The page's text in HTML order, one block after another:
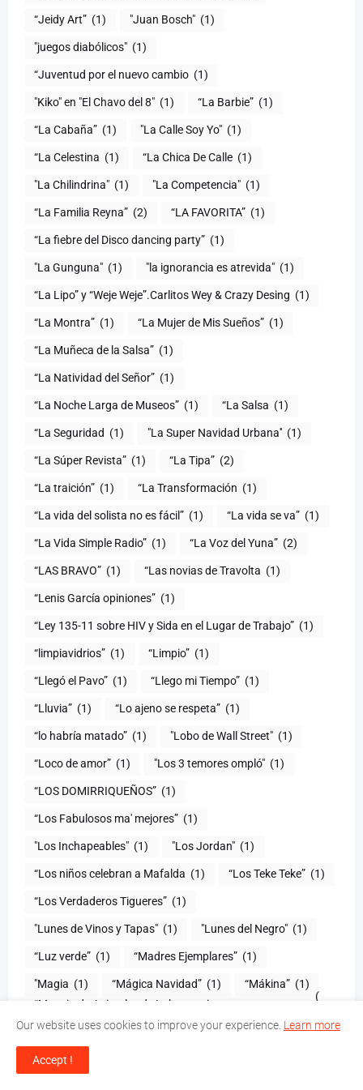
“Jeidy Art” (1) "Juan Bosch" (1)
"juegos diabólicos" (1)
“Juventud por el nuevo cambio (1)
"Kiko" en "El Chavo del 8" (1) “La Barbie” (1)
“La Cabaña” (1) "La Calle Soy Yo" (1)
“La Celestina (1) “La Chica De Calle (1)
"La Chilindrina" (1) "La Competencia" (1)
“La Familia Reyna” (2) “LA FAVORITA” (1)
“La fiebre del Disco dancing party” (1)
(1) "la ignorancia es atrevida" (1)
“La Lipo” y “Weje Weje”.Carlitos Wey & Crazy Desing (1)
“La Montra” (1) “La Mujer de Mis Sueños” (1)
“La Muñeca de la Salsa” (1)
“La Natividad del Señor” (1)
“La Noche Larga de Museos” (1) “La Salsa (1)
“La Seguridad (1) "La Super Navidad Urbana'' (1)
“La Súper Revista” (1) “La Tipa” (2)
“La traición” (1) “La Transformación (1)
“La vida del solista no es fácil” (1) “La vida se va” (1)
“La Vida Simple Radio” (1) “La Voz del Yuna” (2)
“LAS BRAVO” (1) “Las novias de Travolta (1)
“Lenis García opiniones” (1)
“Ley 135-11 sobre HIV y Sida en el Lugar de Trabajo” (1)
“limpiavidrios” (1) “Limpio” (1)
“Llegó el Pavo” (1) “Llego mi Tiempo” (1)
“Lluvia” (1) “Lo ajeno se respeta” (1)
“lo habría matado” (1) "Lobo de Wall Street" (1)
“Loco de amor” (1) "Los 3 temores ompló" (1)
(1)
“Los Fabulosos ma' mejores” (1)
"Los Inchapeables" (1) "Los Jordan" (1)
“Los niños celebran a Mafalda (1) “Los Teke Teke” (1)
“Los Verdaderos Tigueres” (1)
"Lunes de Vinos y Tapas" (1) "Lunes del Negro" (1)
“Luz verde” (1) “Madres Ejemplares” (1)
"Magia (1) “Mágica Navidad” (1) “Mákina” (1)
“Manejo de Animales de Laboratorio en
(
)
"Manhattans Máster Class"
Our website uses cookies to improve your experience. Learn more
Accept !